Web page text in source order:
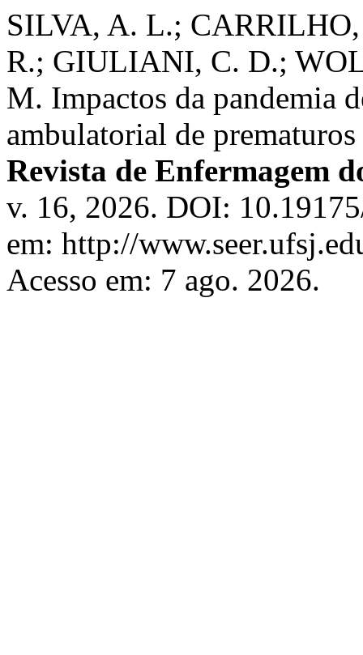
SILVA, A. L.;
R.; GIULIANI, C. D.;
M. Impactos da pandemia
ambulatorial de
Revista de Enfermagem
v. 16, 2026. DOI:
em: http://
Acesso em: 7 ago. 2026.